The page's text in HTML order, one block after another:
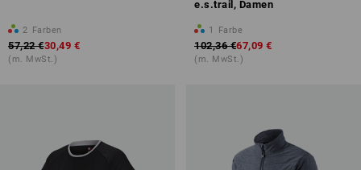
2 Farben
57,22 €30,49 €
(m. MwSt.)
e.s.trail, Damen
1 Farbe
102,36 €67,09 €
(m. MwSt.)